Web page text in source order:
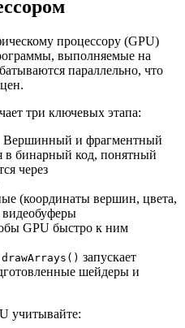
процессору (GPU)
выполняемые на
параллельно, что
три ключевых этапа:
Вершинный и фрагментный
бинарный код, понятный
через
(координаты вершин, цвета,
видеобуферы
GPU быстро к ним
запускает
шейдеры и
учитывайте: